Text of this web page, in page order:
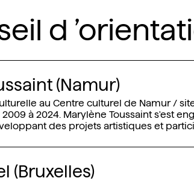
d
(Namur)
au Centre culturel de Namur /
à 2024. Marylène Toussaint s'est
des projets artistiques et
(Bruxelles)